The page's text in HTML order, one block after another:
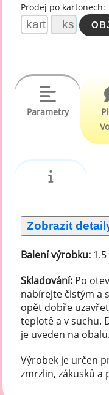
Prodej po kartonech:
Parametry
Balení výrobku:
Skladování: Po
nabírejte čistým a
opět dobře
teplotě a v suchu.
je uveden na obalu.
Výrobek je určen
zmrzlin, zákusků